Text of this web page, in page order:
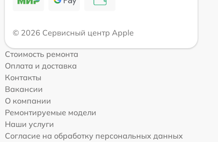
© 2026 Сервисный центр Apple
Стоимость ремонта
Оплата и доставка
Контакты
Вакансии
О компании
Ремонтируемые модели
Наши услуги
Согласие на обработку персональных данных